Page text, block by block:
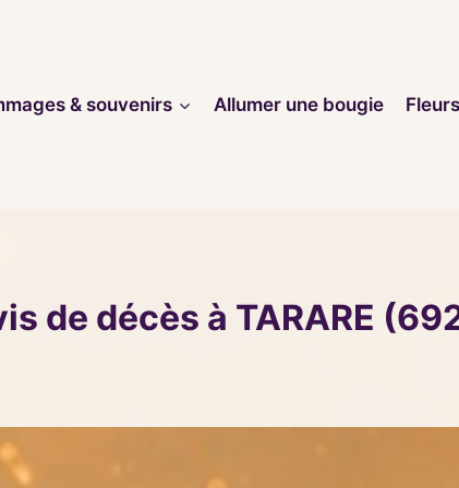
& souvenirs
Allumer une bougie
de décès à TARARE